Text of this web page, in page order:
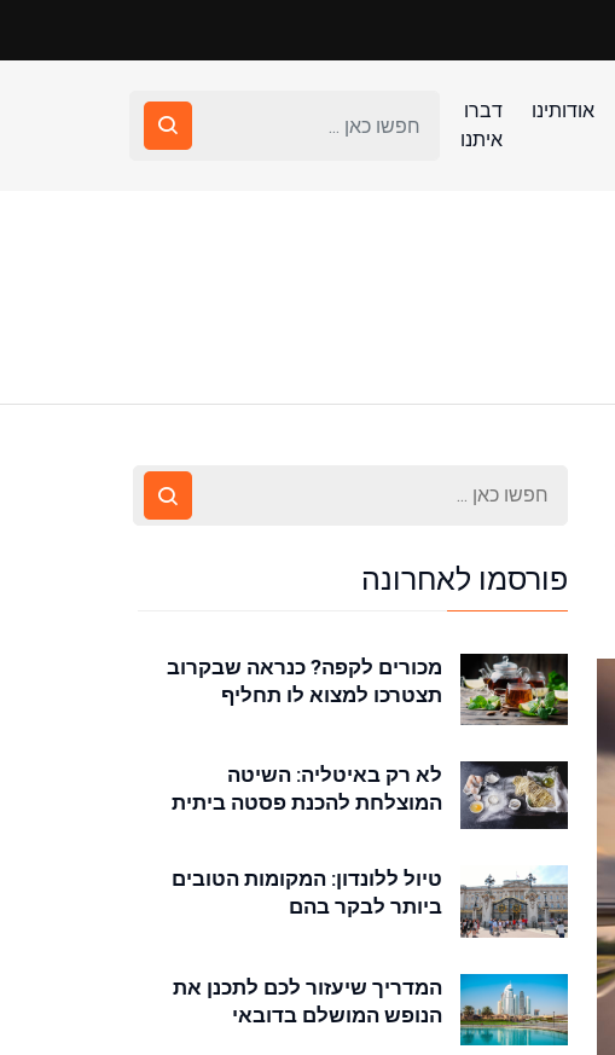
אודותינו
דברו
איתנו
פורסמו לאחרונה
מכורים לקפה? כנראה שבקרוב
תצטרכו למצוא לו תחליף
לא רק באיטליה: השיטה
המוצלחת להכנת פסטה ביתית
טיול ללונדון: המקומות הטובים
ביותר לבקר בהם
המדריך שיעזור לכם לתכנן את
הנופש המושלם בדובאי